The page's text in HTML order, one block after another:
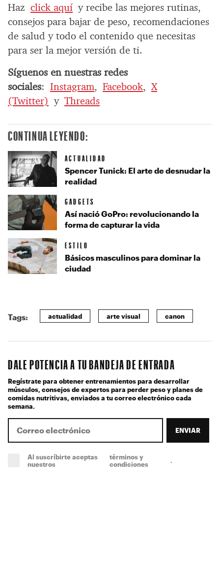
Haz click aquí y recibe las mejores rutinas,
consejos para bajar de peso, recomendaciones
de salud y todo el contenido que necesitas
para ser la mejor versión de ti.
Síguenos en nuestras redes
sociales: Instagram, Facebook,X
(Twitter) y Threads
CONTINUA LEYENDO:
ACTUALIDAD
Spencer Tunick: El arte de desnudar la
realidad
GADGETS
Así nació GoPro: revolucionando la
forma de capturar la vida
ESTILO
Básicos masculinos para dominar la
ciudad
Tags: actualidad arte visual canon
DALE POTENCIA A TU BANDEJA DE ENTRADA
Regístrate para obtener entrenamientos para desarrollar
músculos, consejos de expertos para perder peso y planes de
comidas nutritivas, enviados a tu correo electrónico cada
semana.
ENVIAR
Al suscríbirte aceptas
nuestros
términos y
condiciones
.